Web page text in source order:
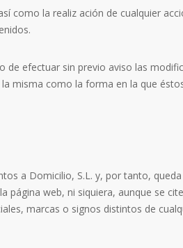
como la realiz ación de cualquier
de efectuar sin previo aviso las
misma como la forma en la que
a Domicilio, S.L. y, por tanto,
web, ni siquiera, aunque se
marcas o signos distintos de